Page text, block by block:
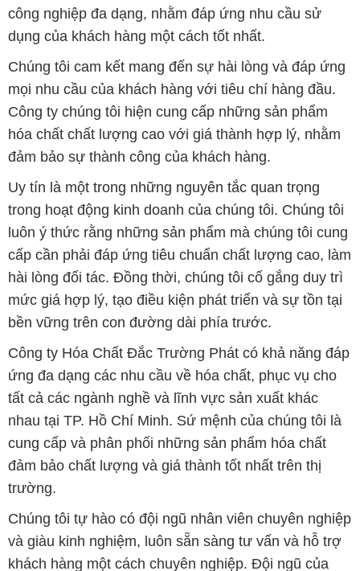
công nghiệp đa dạng, nhằm đáp ứng nhu cầu sử
dụng của khách hàng một cách tốt nhất.
Chúng tôi cam kết mang đến sự hài lòng và đáp ứng
mọi nhu cầu của khách hàng với tiêu chí hàng đầu.
Công ty chúng tôi hiện cung cấp những sản phẩm
hóa chất chất lượng cao với giá thành hợp lý, nhằm
đảm bảo sự thành công của khách hàng.
Uy tín là một trong những nguyên tắc quan trọng
trong hoạt động kinh doanh của chúng tôi. Chúng tôi
luôn ý thức rằng những sản phẩm mà chúng tôi cung
cấp cần phải đáp ứng tiêu chuẩn chất lượng cao, làm
hài lòng đối tác. Đồng thời, chúng tôi cố gắng duy trì
mức giá hợp lý, tạo điều kiện phát triển và sự tồn tại
bền vững trên con đường dài phía trước.
Công ty Hóa Chất Đắc Trường Phát có khả năng đáp
ứng đa dạng các nhu cầu về hóa chất, phục vụ cho
tất cả các ngành nghề và lĩnh vực sản xuất khác
nhau tại TP. Hồ Chí Minh. Sứ mệnh của chúng tôi là
cung cấp và phân phối những sản phẩm hóa chất
đảm bảo chất lượng và giá thành tốt nhất trên thị
trường.
Chúng tôi tự hào có đội ngũ nhân viên chuyên nghiệp
và giàu kinh nghiệm, luôn sẵn sàng tư vấn và hỗ trợ
khách hàng một cách chuyên nghiệp. Đội ngũ của